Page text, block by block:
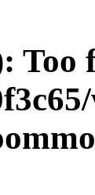
Too